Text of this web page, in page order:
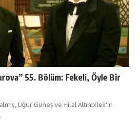
55. Bölüm: Fekeli, Öyle Bir
Uğur Güneş ve Hilal Altınbilek'in